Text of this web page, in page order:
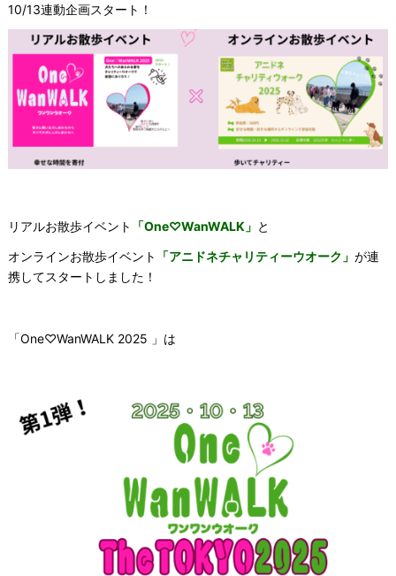
10/13連動企画スタート！
リアルお散歩イベント 「One♡WanWALK」 と
オンラインお散歩イベント 「アニドネチャリティーウオーク」 が連
携してスタートしました！
「One♡WanWALK 2025 」は